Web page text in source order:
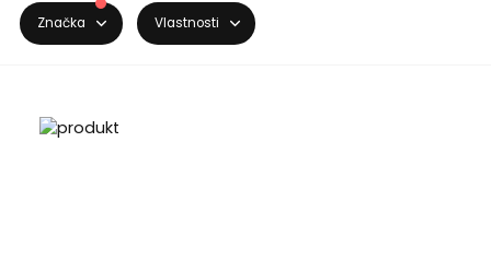
Značka Vlastnosti